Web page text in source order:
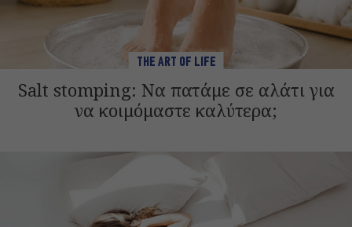
THE ART OF LIFE
Salt stomping: Να πατάμε σε αλάτι για
να κοιμόμαστε καλύτερα;